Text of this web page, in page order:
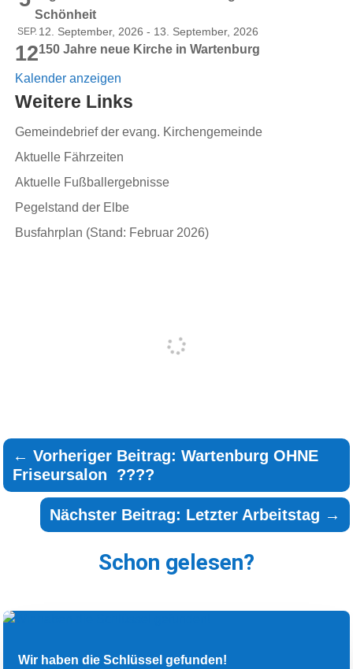
Schönheit
SEP.
12
12. September, 2026 - 13. September, 2026
150 Jahre neue Kirche in Wartenburg
Kalender anzeigen
Weitere Links
Gemeindebrief der evang. Kirchengemeinde
Aktuelle Fährzeiten
Aktuelle Fußballergebnisse
Pegelstand der Elbe
Busfahrplan (Stand: Februar 2026)
←Vorheriger Beitrag: Wartenburg OHNE
Friseursalon ????
Nächster Beitrag: Letzter Arbeitstag →
Schon gelesen?
Wir haben die Schlüssel gefunden!